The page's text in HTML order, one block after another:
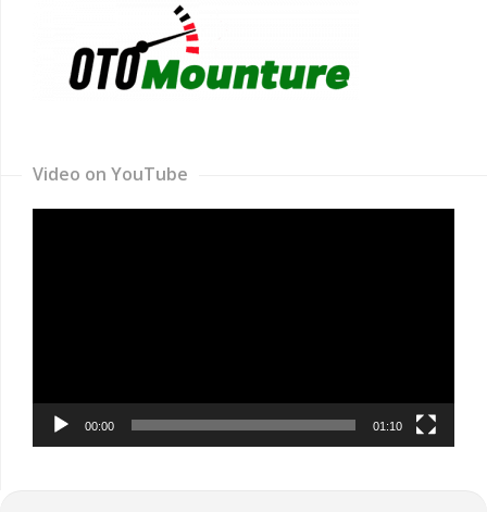
Video on YouTube
00:00 01:10